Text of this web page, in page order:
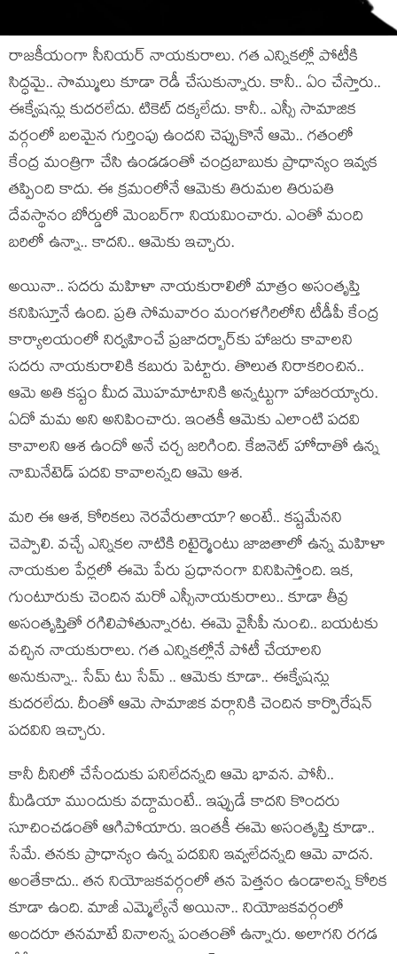
రాజ‌కీయంగా సీనియ‌ర్ నాయ‌కురాలు. గ‌త ఎన్నిక‌ల్లో పోటీకి
సిద్ధ‌మై.. సొమ్ములు కూడా రెడీ చేసుకున్నారు. కానీ.. ఏం చేస్తారు..
ఈక్వేష‌న్లు కుద‌ర‌లేదు. టికెట్ ద‌క్క‌లేదు. కానీ.. ఎస్సీ సామాజిక
వ‌ర్గంలో బ‌ల‌మైన గుర్తింపు ఉంద‌ని చెప్పుకొనే ఆమె.. గ‌తంలో
కేంద్ర మంత్రిగా చేసి ఉండ‌డంతో చంద్ర‌బాబుకు ప్రాధాన్యం ఇవ్వ‌క
త‌ప్పింది కాదు. ఈ క్ర‌మంలోనే ఆమెకు తిరుమ‌ల తిరుప‌తి
దేవ‌స్థానం బోర్డులో మెంబ‌ర్‌గా నియమించారు. ఎంతో మంది
బ‌రిలో ఉన్నా.. కాద‌ని.. ఆమెకు ఇచ్చారు.
అయినా.. స‌ద‌రు మ‌హిళా నాయ‌కురాలిలో మాత్రం అసంతృప్తి
క‌నిపిస్తూనే ఉంది. ప్ర‌తి సోమ‌వారం మంగ‌ళ‌గిరిలోని టీడీపీ కేంద్ర
కార్యాల‌యంలో నిర్వ‌హించే ప్ర‌జాద‌ర్బార్‌కు హాజ‌రు కావాల‌ని
స‌ద‌రు నాయ‌కురాలికి క‌బురు పెట్టారు. తొలుత నిరాక‌రించిన‌..
ఆమె అతి క‌ష్టం మీద మొహ‌మాటానికి అన్న‌ట్టుగా హాజ‌రయ్యారు.
ఏదో మ‌మ అని అనిపించారు. ఇంత‌కీ ఆమెకు ఎలాంటి ప‌ద‌వి
కావాల‌ని ఆశ ఉందో అనే చ‌ర్చ జ‌రిగింది. కేబినెట్ హోదాతో ఉన్న
నామినేటెడ్ ప‌ద‌వి కావాల‌న్న‌ది ఆమె ఆశ‌.
మ‌రి ఈ ఆశ‌, కోరిక‌లు నెర‌వేరుతాయా? అంటే.. క‌ష్ట‌మేన‌ని
చెప్పాలి. వ‌చ్చే ఎన్నిక‌ల నాటికి రిటైర్మెంటు జాబితాలో ఉన్న మ‌హిళా
నాయ‌కుల పేర్ల‌లో ఈమె పేరు ప్ర‌ధానంగా వినిపిస్తోంది. ఇక‌,
గుంటూరుకు చెందిన మ‌రో ఎస్సీనాయ‌కురాలు.. కూడా తీవ్ర
అసంతృప్తితో ర‌గిలిపోతున్నార‌ట‌. ఈమె వైసీపీ నుంచి.. బ‌య‌ట‌కు
వ‌చ్చిన నాయ‌కురాలు. గ‌త ఎన్నిక‌ల్లోనే పోటీ చేయాల‌ని
అనుకున్నా.. సేమ్ టు సేమ్ .. ఆమెకు కూడా.. ఈక్వేష‌న్లు
కుద‌ర‌లేదు. దీంతో ఆమె సామాజిక వ‌ర్గానికి చెందిన‌ కార్పొరేష‌న్
ప‌ద‌విని ఇచ్చారు.
కానీ దీనిలో చేసేందుకు ప‌నిలేద‌న్న‌ది ఆమె భావ‌న‌. పోనీ..
మీడియా ముందుకు వ‌ద్దామంటే.. ఇప్పుడే కాద‌ని కొంద‌రు
సూచించ‌డంతో ఆగిపోయారు. ఇంత‌కీ ఈమె అసంతృప్తి కూడా..
సేమే. త‌న‌కు ప్రాధాన్యం ఉన్న ప‌ద‌విని ఇవ్వ‌లేద‌న్న‌ది ఆమె వాద‌న‌.
అంతేకాదు.. త‌న నియోజ‌క‌వ‌ర్గంలో త‌న పెత్త‌నం ఉండాలన్న కోరిక
కూడా ఉంది. మాజీ ఎమ్మెల్యేనే అయినా.. నియోజ‌క‌వ‌ర్గంలో
అంద‌రూ త‌న‌మాటే వినాల‌న్న పంతంతో ఉన్నారు. అలాగ‌ని ర‌గడ